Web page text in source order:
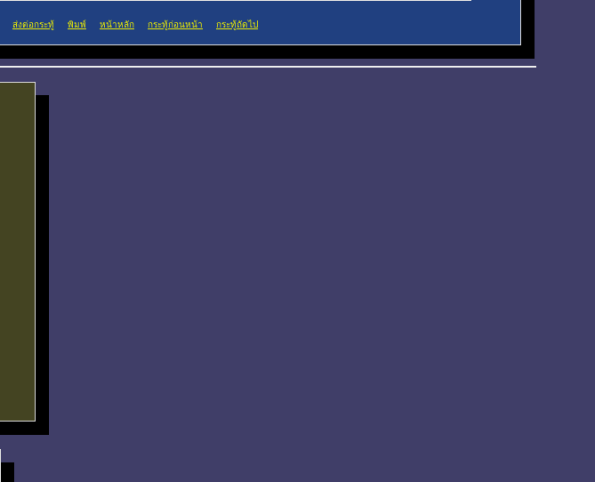
ส่งต่อกระทู้ พิมพ์ หน้าหลัก กระทู้ก่อนหน้า กระทู้ถัดไป